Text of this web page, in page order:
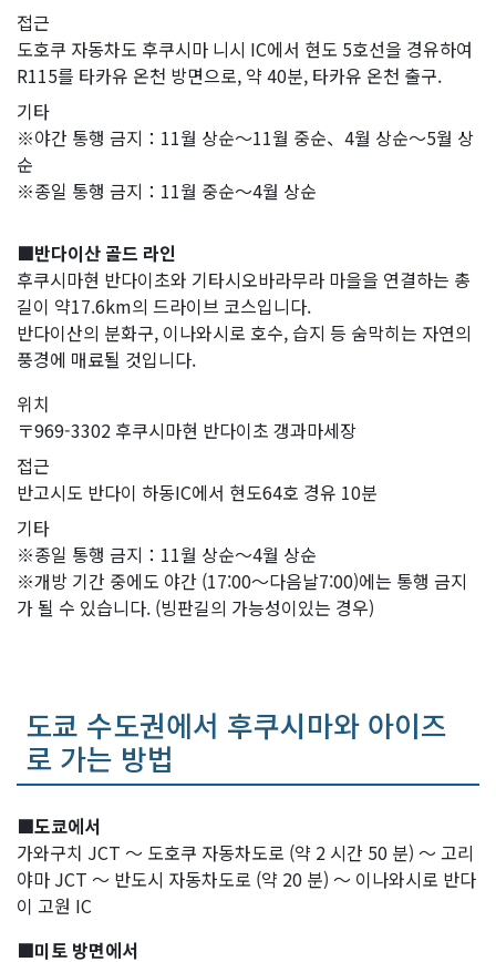
접근
도호쿠 자동차도 후쿠시마 니시 IC에서 현도 5호선을 경유하여
R115를 타카유 온천 방면으로, 약 40분, 타카유 온천 출구.
기타
※야간 통행 금지：11월 상순～11월 중순、4월 상순～5월 상
순
※종일 통행 금지：11월 중순～4월 상순
■반다이산 골드 라인
후쿠시마현 반다이초와 기타시오바라무라 마을을 연결하는 총
길이 약17.6km의 드라이브 코스입니다.
반다이산의 분화구, 이나와시로 호수, 습지 등 숨막히는 자연의
풍경에 매료될 것입니다.
위치
〒969-3302 후쿠시마현 반다이초 갱과마세장
접근
반고시도 반다이 하동IC에서 현도64호 경유 10분
기타
※종일 통행 금지：11월 상순～4월 상순
※개방 기간 중에도 야간 (17:00～다음날7:00)에는 통행 금지
가 될 수 있습니다. (빙판길의 가능성이있는 경우)
도쿄 수도권에서 후쿠시마와 아이즈
로 가는 방법
■도쿄에서
가와구치 JCT ～ 도호쿠 자동차도로 (약 2 시간 50 분) ～ 고리
야마 JCT ～ 반도시 자동차도로 (약 20 분) ～ 이나와시로 반다
이 고원 IC
■미토 방면에서